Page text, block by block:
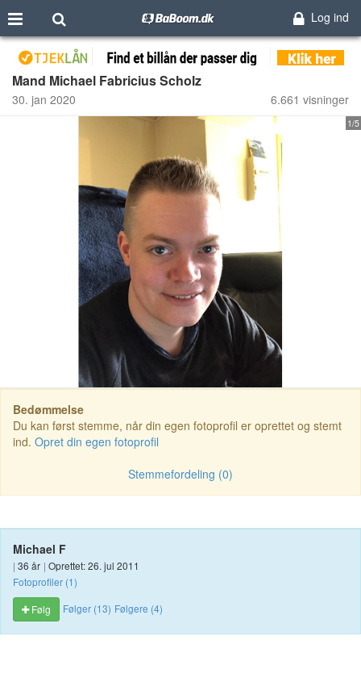
Log ind
Mand Michael Fabricius Scholz
30. jan 2020 6.661 visninger
1/5
Bedømmelse
Du kan først stemme, når din egen fotoprofil er oprettet og stemt
ind. Opret din egen fotoprofil
Stemmefordeling (0)
Michael F
| 36 år | Oprettet: 26. jul 2011
Fotoprofiler (1)
Følg
Følger (13) Følgere (4)